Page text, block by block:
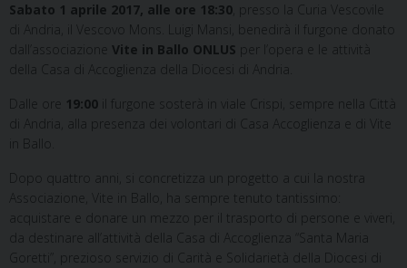
Sabato 1 aprile 2017, alle ore 18:30 , presso la Curia Vescovile
di Andria, il Vescovo Mons. Luigi Mansi, benedirà il furgone donato
dall’associazione
Vite in Ballo ONLUS per l’opera e le attività
della Casa di Accoglienza della Diocesi di Andria.
Dalle ore
19:00 il furgone sosterà in viale Crispi, sempre nella Città
di Andria, alla presenza dei volontari di Casa Accoglienza e di Vite
in Ballo.
Dopo quattro anni, si concretizza un progetto a cui la nostra
Associazione, Vite in Ballo, ha sempre tenuto tantissimo:
acquistare e donare un mezzo per il trasporto di persone e viveri,
da destinare all’attività della Casa di Accoglienza “Santa Maria
Goretti”, prezioso servizio di Carità e Solidarietà della Diocesi di